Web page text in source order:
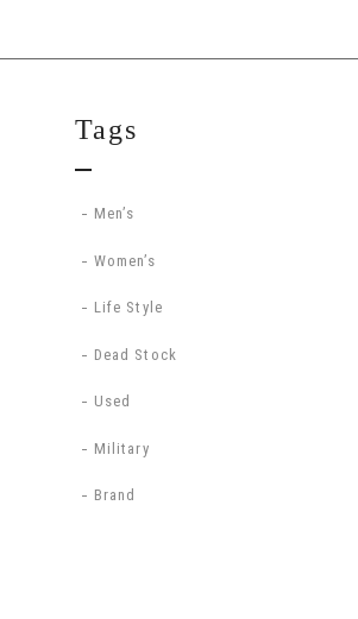
Tags
Men’s
Women’s
Life Style
Dead Stock
Used
Military
Brand